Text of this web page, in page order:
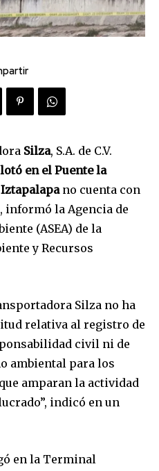
Silza, S.A. de C.V.
en el Puente la
no cuenta con
informó la Agencia de
(ASEA) de la
y Recursos
Silza no ha
relativa al registro de
civil ni de
ambiental para los
amparan la actividad
indicó en un
en la Terminal